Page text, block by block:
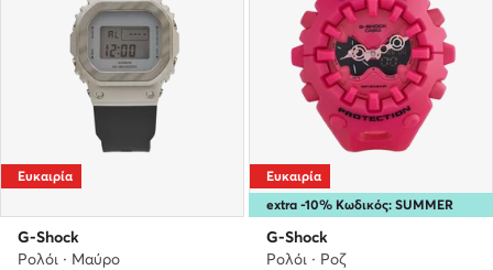
Ευκαιρία
G-Shock
Ρολόι · Μαύρο
extra -10% Κωδικός: SUMMER
Ευκαιρία
G-Shock
Ρολόι · Ροζ